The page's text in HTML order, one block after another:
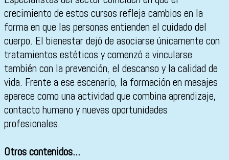
crecimiento de estos cursos refleja cambios en la
forma en que las personas entienden el cuidado del
cuerpo. El bienestar dejó de asociarse únicamente con
tratamientos estéticos y comenzó a vincularse
también con la prevención, el descanso y la calidad de
vida. Frente a ese escenario, la formación en masajes
aparece como una actividad que combina aprendizaje,
contacto humano y nuevas oportunidades
profesionales.
Otros contenidos...